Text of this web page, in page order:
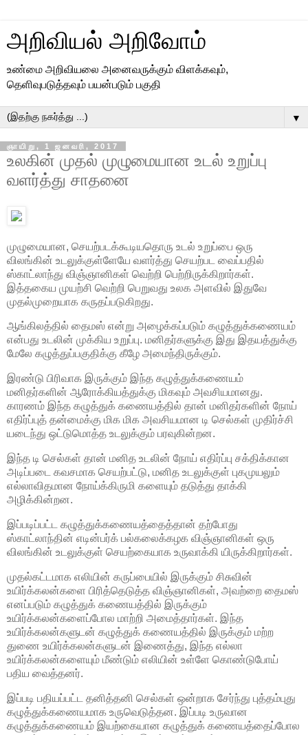
அறிவியல் அறிவோம்
உண்மை அறிவியலை அனைவருக்கும் விளக்கவும்,
தெளிவுபடுத்தவும் பயன்படும் பகுதி
▼
ஞாயிறு, 1 ஜனவரி, 2017
உலகின் முதல் முழுமையான உடல் உறுப்பு
வளர்த்து சாதனை
முழுமையான, செயற்படக்கூடியதொரு உடல் உறுப்பை ஒரு
விலங்கின் உடலுக்குள்ளேயே வளர்த்து செயற்பட வைப்பதில்
ஸ்காட்லாந்து விஞ்ஞானிகள் வெற்றி பெற்றிருக்கிறார்கள்.
இத்தகைய முயற்சி வெற்றி பெறுவது உலக அளவில் இதுவே
முதல்முறையாக கருதப்படுகிறது.
ஆங்கிலத்தில் தைமஸ் என்று அழைக்கப்படும் கழுத்துக்கணையம்
என்பது உடலின் முக்கிய உறுப்பு. மனிதர்களுக்கு இது இதயத்துக்கு
மேலே கழுத்துப்பகுதிக்கு கீழே அமைந்திருக்கும்.
இரண்டு பிரிவாக இருக்கும் இந்த கழுத்துக்கணையம்
மனிதர்களின் ஆரோக்கியத்துக்கு மிகவும் அவசியமானது.
காரணம் இந்த கழுத்துக் கணையத்தில் தான் மனிதர்களின் நோய்
எதிர்ப்புத் தன்மைக்கு மிக மிக அவசியமான டி செல்கள் முதிர்ச்சி
யடைந்து ஒட்டுமொத்த உடலுக்கும் பரவுகின்றன.
இந்த டி செல்கள் தான் மனித உடலின் நோய் எதிர்ப்பு சக்திக்கான
அடிப்படை கவசமாக செயற்பட்டு, மனித உடலுக்குள் புகமுயலும்
எல்லாவிதமான நோய்க்கிருமி களையும் தடுத்து தாக்கி
அழிக்கின்றன.
இப்படிப்பட்ட கழுத்துக்கணையத்தைத்தான் தற்போது
ஸ்காட்லாந்தின் எடின்பர்க் பல்கலைக்கழக விஞ்ஞானிகள் ஒரு
விலங்கின் உடலுக்குள் செயற்கையாக உருவாக்கி யிருக்கிறார்கள்.
முதல்கட்டமாக எலியின் கருப்பையில் இருக்கும் சிசுவின்
உயிர்க்கலன்களை பிரித்தெடுத்த விஞ்ஞானிகள், அவற்றை தைமஸ்
எனப்படும் கழுத்துக் கணையத்தில் இருக்கும்
உயிர்க்கலன்களைப்போல மாற்றி அமைத்தார்கள். இந்த
உயிர்க்கலன்களுடன் கழுத்துக் கணையத்தில் இருக்கும் மற்ற
துணை உயிர்க்கலன்களுடன் இணைத்து, இந்த எல்லா
உயிர்க்கலன்களையும் மீண்டும் எலியின் உள்ளே கொண்டுபோய்
பதிய வைத்தனர்.
இப்படி பதியப்பட்ட தனித்தனி செல்கள் ஒன்றாக சேர்ந்து புத்தம்புது
கழுத்துக்கணையமாக உருவெடுத்தன. இப்படி உருவான
கழுத்துக்கணையம் இயற்கையான கழுத்துக் கணையத்தைப்போல